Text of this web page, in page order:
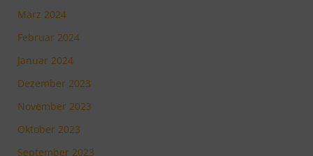
März 2024
Februar 2024
Januar 2024
Dezember 2023
November 2023
Oktober 2023
September 2023